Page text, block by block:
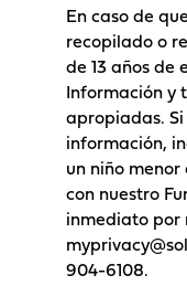
En caso de
recopilado o
de 13 años de
Información y
apropiadas.
información,
un niño menor
con nuestro
inmediato por
904-6108.